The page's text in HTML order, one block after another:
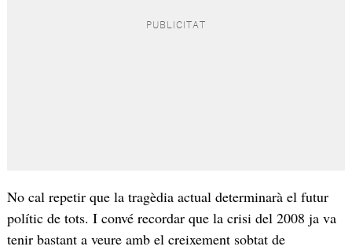
No cal repetir que la tragèdia actual determinarà el futur
polític de tots. I convé recordar que la crisi del 2008 ja va
tenir bastant a veure amb el creixement sobtat de